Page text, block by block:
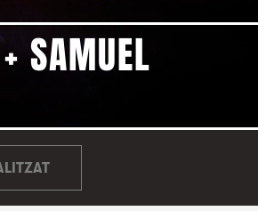
SAMUEL